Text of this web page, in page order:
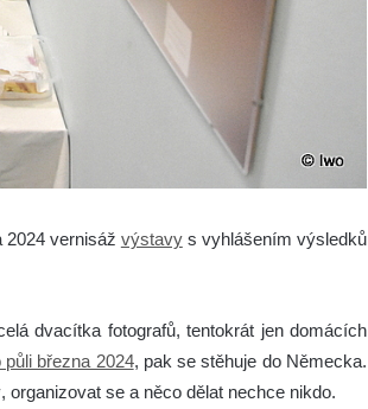
2024 vernisáž výstavys vyhlášením výsledků
dvacítka fotografů, tentokrát jen domácích
března 2024, pak se stěhuje do Německa.
se a něco dělat nechce nikdo.